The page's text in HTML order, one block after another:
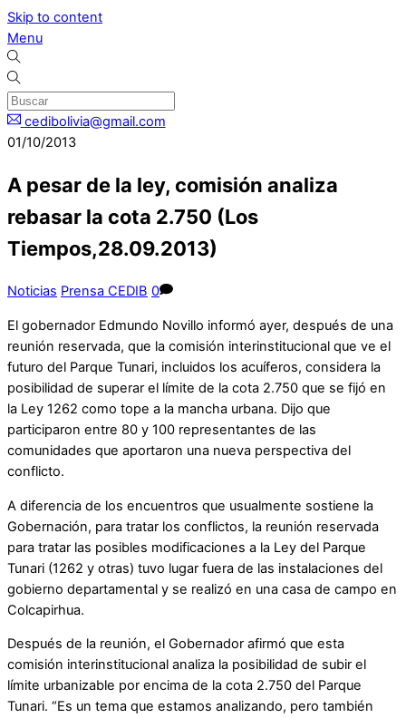
Skip to content
Menu
cedibolivia@gmail.com
01/10/2013
A pesar de la ley, comisión analiza
rebasar la cota 2.750 (Los
Tiempos,28.09.2013)
Noticias Prensa CEDIB 0
El gobernador Edmundo Novillo informó ayer, después de una
reunión reservada, que la comisión interinstitucional que ve el
futuro del Parque Tunari, incluidos los acuíferos, considera la
posibilidad de superar el límite de la cota 2.750 que se fijó en
la Ley 1262 como tope a la mancha urbana. Dijo que
participaron entre 80 y 100 representantes de las
comunidades que aportaron una nueva perspectiva del
conflicto.
A diferencia de los encuentros que usualmente sostiene la
Gobernación, para tratar los conflictos, la reunión reservada
para tratar las posibles modificaciones a la Ley del Parque
Tunari (1262 y otras) tuvo lugar fuera de las instalaciones del
gobierno departamental y se realizó en una casa de campo en
Colcapirhua.
Después de la reunión, el Gobernador afirmó que esta
comisión interinstitucional analiza la posibilidad de subir el
límite urbanizable por encima de la cota 2.750 del Parque
Tunari. “Es un tema que estamos analizando, pero también